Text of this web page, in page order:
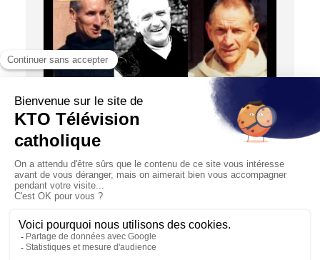
ACTUALITÉS
Sur les traces de trois martyrs d’Algérie
07/12/2018
A l’abbaye Notre-Dame de Bellefontaine, dans le Maine-
et-Loire, Dom Etienne Baudry nous raconte le noviciat